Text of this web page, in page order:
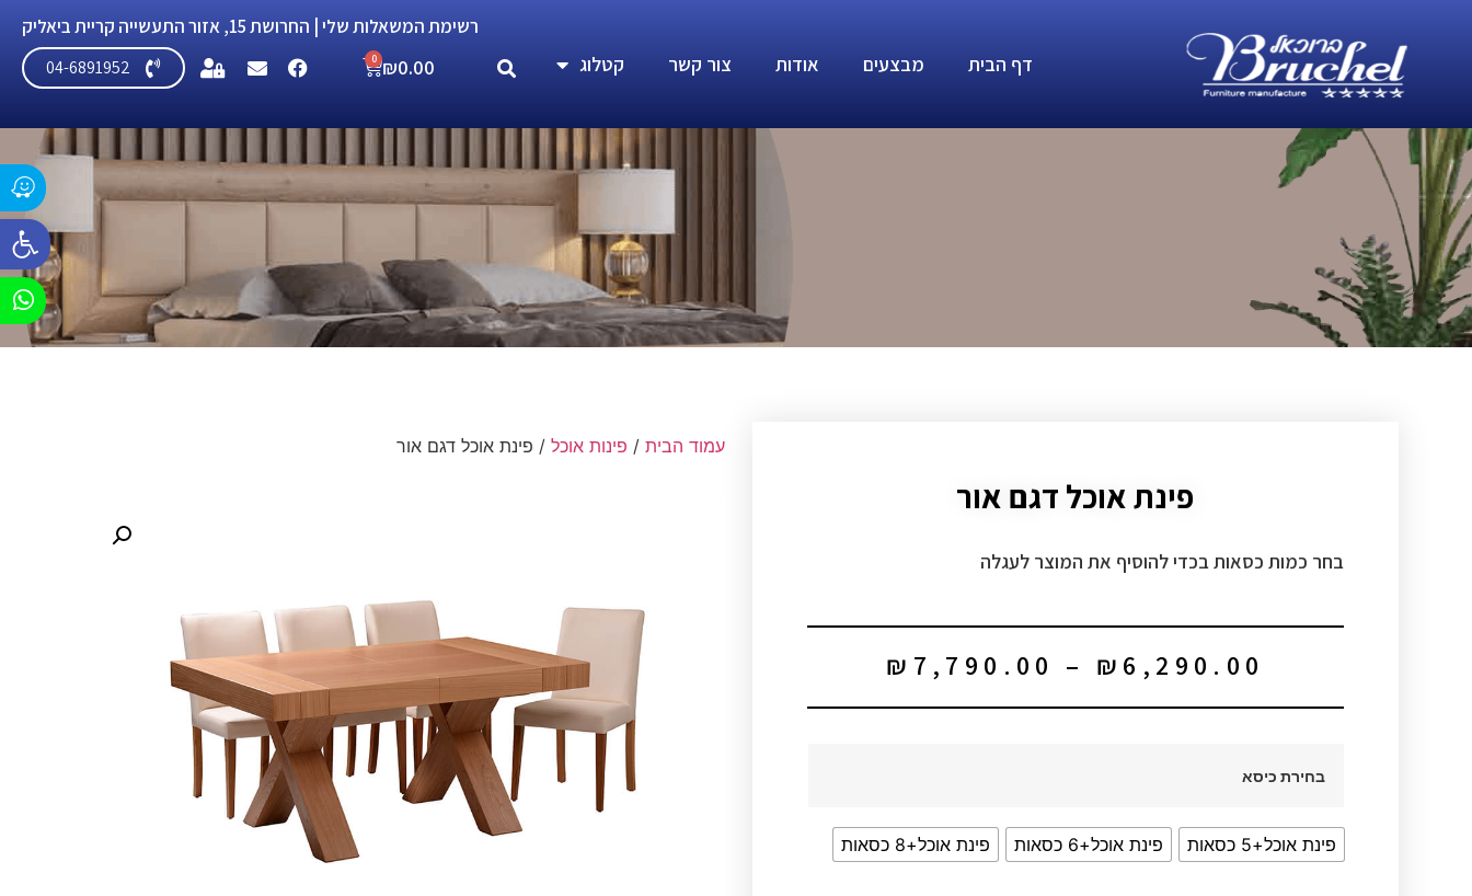
פתח
דף הבית מבצעים אודות צור קשר קטלוג
רשימת המשאלות שלי| החרושת 15, אזור התעשייה קריית ביאליק
₪0.00
0
04-6891952
פינת אוכל דגם אור
בחר כמות כסאות בכדי להוסיף את המוצר לעגלה
₪ 6,290.00
–
₪ 7,790.00
בחירת כיסא
פינת אוכל+5 כסאות פינת אוכל+6 כסאות פינת אוכל+8 כסאות
עמוד הבית/ פינות אוכל/ פינת אוכל דגם אור